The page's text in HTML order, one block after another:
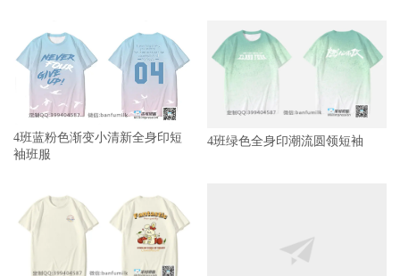
4班蓝粉色渐变小清新全身印短
袖班服
4班绿色全身印潮流圆领短袖